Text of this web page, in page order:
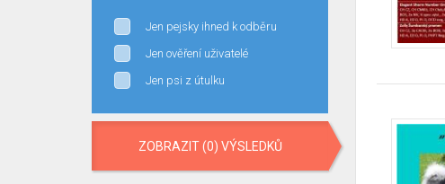
Jen pejsky ihned k odběru
Jen ověření uživatelé
Jen psi z útulku
ZOBRAZIT (0) VÝSLEDKŮ